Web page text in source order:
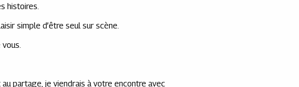
histoires.
simple d’être seul sur scène.
partage, je viendrais à votre encontre avec